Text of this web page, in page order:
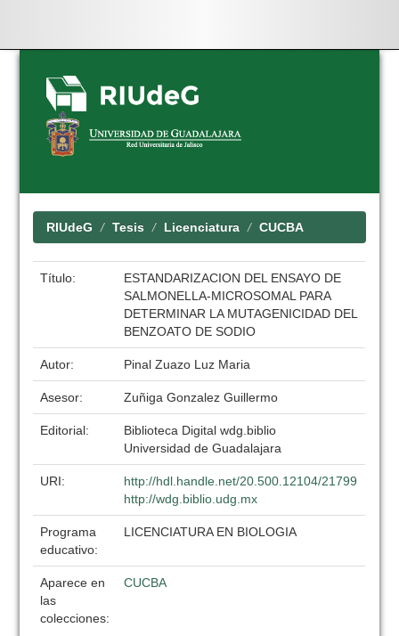
Skip
navigation
RIUdeG Tesis Licenciatura CUCBA
Título:
ESTANDARIZACION DEL ENSAYO DE
SALMONELLA-MICROSOMAL PARA
DETERMINAR LA MUTAGENICIDAD DEL
BENZOATO DE SODIO
Autor: Pinal Zuazo Luz Maria
Asesor: Zuñiga Gonzalez Guillermo
Editorial:
Biblioteca Digital wdg.biblio
Universidad de Guadalajara
URI:
http://hdl.handle.net/20.500.12104/21799
http://wdg.biblio.udg.mx
Programa
educativo:
LICENCIATURA EN BIOLOGIA
Aparece en
las
colecciones:
CUCBA